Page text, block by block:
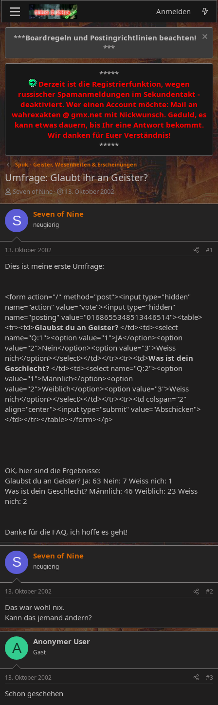
Anmelden
***Boardregeln und Postingrichtlinien beachten!
***
*****
Derzeit ist die Registrierfunktion, wegen
russischer Spamanmeldungen im Sekundentakt -
deaktiviert. Wer einen Account möchte: Mail an
wahrexakten @ gmx.net mit Nickwunsch. Geduld, es
kann etwas dauern, bis Ihr eine Antwort bekommt.
Wir danken für Euer Verständnis!
*****
Spuk - Geister, Wesenheiten & Erscheinungen
Umfrage: Glaubt ihr an Geister?
E
s
t
e
l
l
e
Seven of Nine
E
l
m
13. Oktober 2002
S Seven of Nine
neugierig
13. Oktober 2002 #1
Dies ist meine erste Umfrage:
<form action="/" method="post"><input type="hidden"
name="action" value="vote"><input type="hidden"
name="posting" value="0168655348513446514"><table>
<tr><td>Glaubst du an Geister? </td><td><select
name="Q:1"><option value="1">JA</option><option
value="2">Nein</option><option value="3">Weiss
nich</option></select></td></tr><tr><td>Was ist dein
Geschlecht? </td><td><select name="Q:2"><option
value="1">Männlich</option><option
value="2">Weiblich</option><option value="3">Weiss
nich</option></select></td></tr><tr><td colspan="2"
align="center"><input type="submit" value="Abschicken">
</td></tr></table></form></p>
OK, hier sind die Ergebnisse:
Glaubst du an Geister? Ja: 63 Nein: 7 Weiss nich: 1
Was ist dein Geschlecht? Männlich: 46 Weiblich: 23 Weiss
nich: 2
Danke für die FAQ, ich hoffe es geht!
S Seven of Nine
neugierig
13. Oktober 2002 #2
Das war wohl nix.
Kann das jemand ändern?
A Anonymer User
Gast
13. Oktober 2002 #3
Schon geschehen